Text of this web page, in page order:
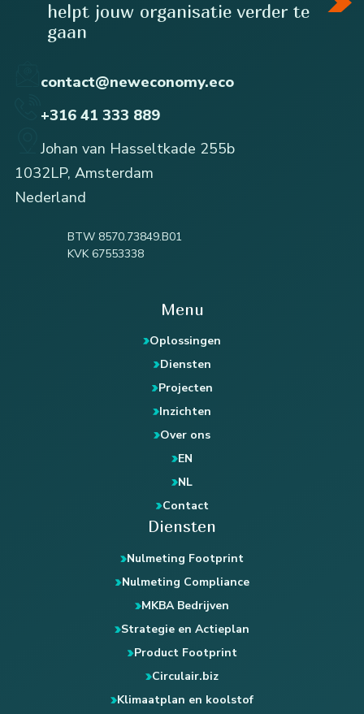
helpt jouw organisatie verder te
gaan
contact@neweconomy.eco
+316 41 333 889
Johan van Hasseltkade 255b
1032LP, Amsterdam
Nederland
BTW 8570.73849.B01
KVK 67553338
Menu
Oplossingen
Diensten
Projecten
Inzichten
Over ons
EN
NL
Contact
Diensten
Nulmeting Footprint
Nulmeting Compliance
MKBA Bedrijven
Strategie en Actieplan
Product Footprint
Circulair.biz
Klimaatplan en koolstof